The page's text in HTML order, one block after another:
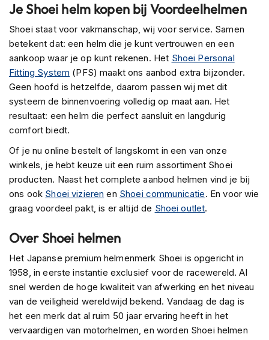
a
m
e
s
s
c
o
o
t
e
r
e
l
m
e
K
n
d
e
r
c
o
Je Shoei helm kopen bij Voordeelhelmen
Shoei staat voor vakmanschap, wij voor service. Samen
betekent dat: een helm die je kunt vertrouwen en een
aankoop waar je op kunt rekenen. Het Shoei Personal
Fitting System (PFS) maakt ons aanbod extra bijzonder.
Geen hoofd is hetzelfde, daarom passen wij met dit
systeem de binnenvoering volledig op maat aan. Het
resultaat: een helm die perfect aansluit en langdurig
comfort biedt.
Of je nu online bestelt of langskomt in een van onze
winkels, je hebt keuze uit een ruim assortiment Shoei
producten. Naast het complete aanbod helmen vind je bij
ons ook Shoei vizieren en Shoei communicatie. En voor wie
graag voordeel pakt, is er altijd de Shoei outlet.
Over Shoei helmen
Het Japanse premium helmenmerk Shoei is opgericht in
1958, in eerste instantie exclusief voor de racewereld. Al
snel werden de hoge kwaliteit van afwerking en het niveau
van de veiligheid wereldwijd bekend. Vandaag de dag is
het een merk dat al ruim 50 jaar ervaring heeft in het
vervaardigen van motorhelmen, en worden Shoei helmen